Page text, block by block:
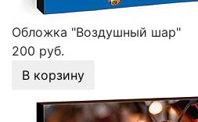
Обложка "Воздушный шар"
200 руб.
В корзину